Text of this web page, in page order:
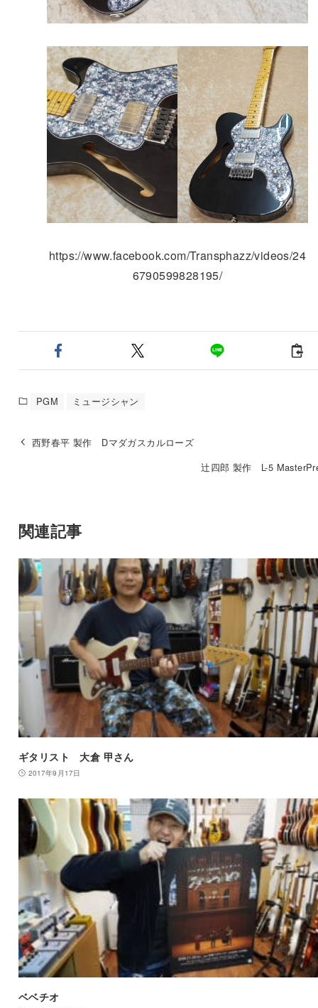
https://www.facebook.com/Transphazz/videos/24
6790599828195/
PGM ミュージシャン
西野春平 製作 Dマダガスカルローズ
辻四郎 製作 L-5
関連記事
ギタリスト 大倉 甲さん
2017年9月17日
ベベチオ